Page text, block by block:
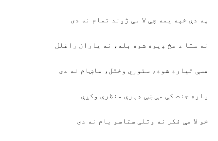
په دې خپه یمه چې لا مې ژوند تمام نه دی
نه ستا د مخ ډېوه شوه بله، نه یاران راغلل
هسې تیاره شوه، ستوري وختل، ماښام نه دی
یاره جنت کې مې ښې ډېرې منظرې وکړې
خو لا مې فکر نه وتلی ستاسو بام نه دی